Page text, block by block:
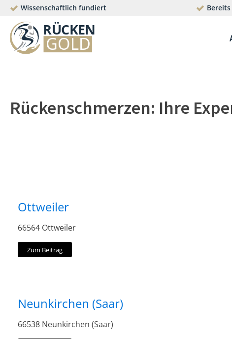
Wissenschaftlich fundiert
Rückenschmerzen: Ihre
Ottweiler
66564 Ottweiler
Zum Beitrag
Neunkirchen (Saar)
66538 Neunkirchen (Saar)